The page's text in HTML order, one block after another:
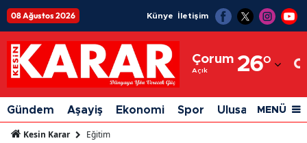
08 Ağustos 2026 Künye İletişim
Çorum
Açık 26°
Adıyaman
Afyonkarahisar
Ağrı
Gündem Aşayiş Ekonomi Spor Ulusal Siyaset
MENÜ
Kesin Karar Eğitim